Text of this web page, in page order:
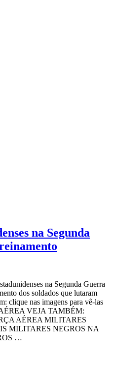
na Segunda
na Segunda Guerra
dos soldados que lutaram
clique nas imagens para vê-las
VEJA TAMBÉM:
AÉREA MILITARES
MILITARES NEGROS NA
…